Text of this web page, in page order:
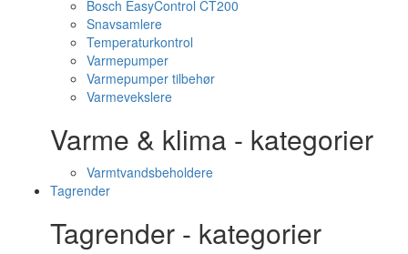
Bosch EasyControl CT200
Snavsamlere
Temperaturkontrol
Varmepumper
Varmepumper tilbehør
Varmevekslere
Varme & klima - kategorier
Varmtvandsbeholdere
Tagrender
Tagrender - kategorier